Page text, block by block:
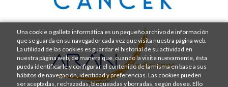
Una cookie o galleta informática es un pequeño archivo de información
que se guarda en su navegador cada vez que visita nuestra página web.
La utilidad de las cookies es guardar el historial de su actividad en
nuestra página web, de manera que, cuando la visite nuevamente, ésta
pueda identificarle y configurar el contenido de la misma en base a sus
hábitos de navegación, identidad y preferencias. Las cookies pueden
ser aceptadas, rechazadas, bloqueadas y borradas, según desee. Ello